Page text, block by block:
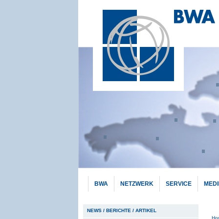
BWA NETZWERK SERVICE
Hauptnavigation
NEWS / BERICHTE / ARTIKEL